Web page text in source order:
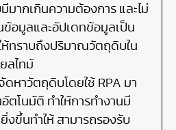
มากเกินความต้องการ และไม่
ข้อมูลและอัปเดทข้อมูลเป็น
ห้ทราบถึงปริมาณวัตถุดิบใน
ลไทม์
ดหาวัตถุดิบโดยใช้ RPA มา
ตโนมัติ ทำให้การทำงานมี
งขึ้นทำให้ สามารถรองรับ